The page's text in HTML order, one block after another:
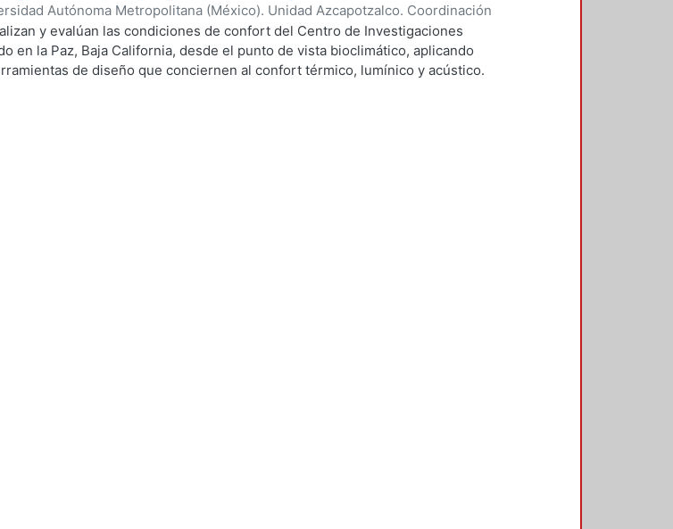
Autónoma Metropolitana (México). Unidad Azcapotzalco. Coordinación
de Información.,1999-12 )García Tavera, José Luis
y evalúan las condiciones de confort del Centro de Investigaciones
en la Paz, Baja California, desde el punto de vista bioclimático, aplicando
de diseño que conciernen al confort térmico, lumínico y acústico.